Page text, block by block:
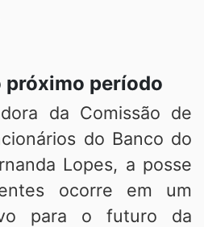
próximo período
da Comissão de
do Banco do
Lopes, a posse
ocorre em um
para o futuro da